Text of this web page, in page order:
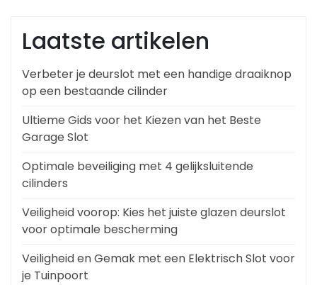
Laatste artikelen
Verbeter je deurslot met een handige draaiknop
op een bestaande cilinder
Ultieme Gids voor het Kiezen van het Beste
Garage Slot
Optimale beveiliging met 4 gelijksluitende
cilinders
Veiligheid voorop: Kies het juiste glazen deurslot
voor optimale bescherming
Veiligheid en Gemak met een Elektrisch Slot voor
je Tuinpoort